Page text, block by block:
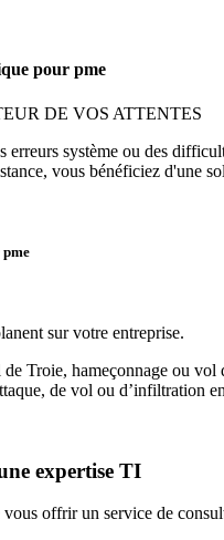
pour pme
DE VOS ATTENTES
système ou des
vous bénéficiez d'une
sur votre entreprise.
Troie, hameçonnage ou
de vol ou d’infiltration
expertise TI
offrir un service de